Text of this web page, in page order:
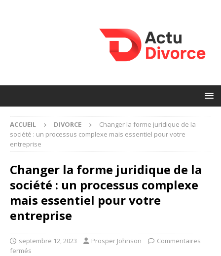
ACCUEIL DIVORCE
Changer la forme juridique de la
société : un processus complexe mais essentiel pour votre
entreprise
Changer la forme juridique de la
société : un processus complexe
mais essentiel pour votre
entreprise
septembre 12, 2023 Prosper Johnson
Commentaires
fermés